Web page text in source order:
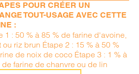
POUR CRÉER UN
TOUT-USAGE AVEC CETTE
:
1 : 50 % à 85 % de farine d'avoine,
ou riz brun Étape 2 : 15 % à 50 %
de noix de coco Étape 3 : 1 % à
de farine de chanvre ou de lin